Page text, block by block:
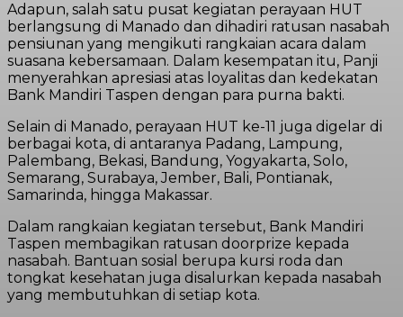
Adapun, salah satu pusat kegiatan perayaan HUT
berlangsung di Manado dan dihadiri ratusan nasabah
pensiunan yang mengikuti rangkaian acara dalam
suasana kebersamaan. Dalam kesempatan itu, Panji
menyerahkan apresiasi atas loyalitas dan kedekatan
Bank Mandiri Taspen dengan para purna bakti.
Selain di Manado, perayaan HUT ke-11 juga digelar di
berbagai kota, di antaranya Padang, Lampung,
Palembang, Bekasi, Bandung, Yogyakarta, Solo,
Semarang, Surabaya, Jember, Bali, Pontianak,
Samarinda, hingga Makassar.
Dalam rangkaian kegiatan tersebut, Bank Mandiri
Taspen membagikan ratusan doorprize kepada
nasabah. Bantuan sosial berupa kursi roda dan
tongkat kesehatan juga disalurkan kepada nasabah
yang membutuhkan di setiap kota.